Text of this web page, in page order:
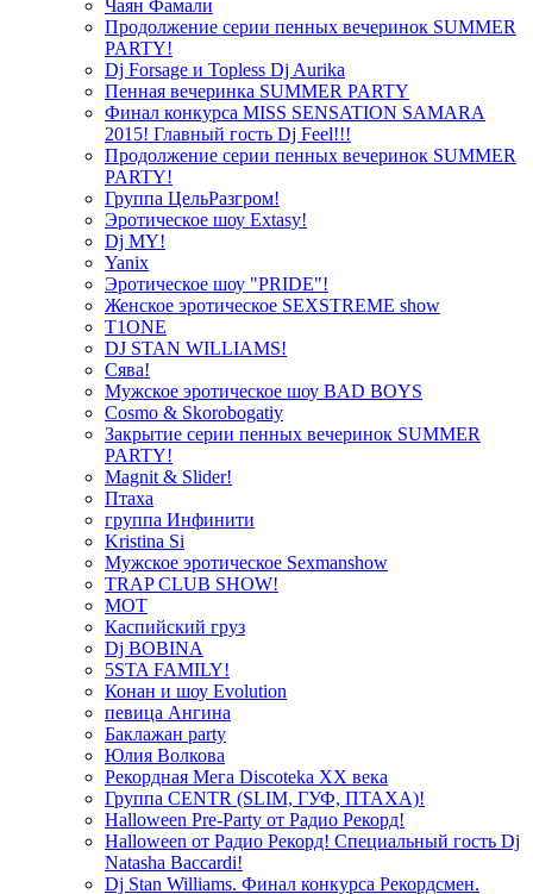
Чаян Фамали
Продолжение серии пенных вечеринок SUMMER
PARTY!
Dj Forsage и Topless Dj Aurika
Пенная вечеринка SUMMER PARTY
Финал конкурса MISS SENSATION SAMARA
2015! Главный гость Dj Feel!!!
Продолжение серии пенных вечеринок SUMMER
PARTY!
Группа ЦельРазгром!
Эротическое шоу Extasy!
Dj MY!
Yanix
Эротическое шоу "PRIDE"!
Женское эротическое SEXSTREME show
T1ONE
DJ STAN WILLIAMS!
Сява!
Мужское эротическое шоу BAD BOYS
Cosmo & Skorobogatiy
Закрытие серии пенных вечеринок SUMMER
PARTY!
Magnit & Slider!
Птаха
группа Инфинити
Kristina Si
Мужское эротическое Sexmanshow
TRAP CLUB SHOW!
МОТ
Каспийский груз
Dj BOBINA
5STA FAMILY!
Конан и шоу Evolution
певица Ангина
Баклажан party
Юлия Волкова
Рекордная Мега Discoteka XX века
Группа CENTR (SLIM, ГУФ, ПТАХА)!
Halloween Pre-Party от Радио Рекорд!
Halloween от Радио Рекорд! Специальный гость Dj
Natasha Baccardi!
Dj Stan Williams. Финал конкурса Рекордсмен.